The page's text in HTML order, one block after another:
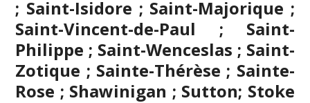
; Saint-Isidore ; Saint-Majorique ;
Saint-Vincent-de-Paul ; Saint-
Philippe ; Saint-Wenceslas ; Saint-
Zotique ; Sainte-Thérèse ; Sainte-
Rose ; Shawinigan ; Sutton; Stoke